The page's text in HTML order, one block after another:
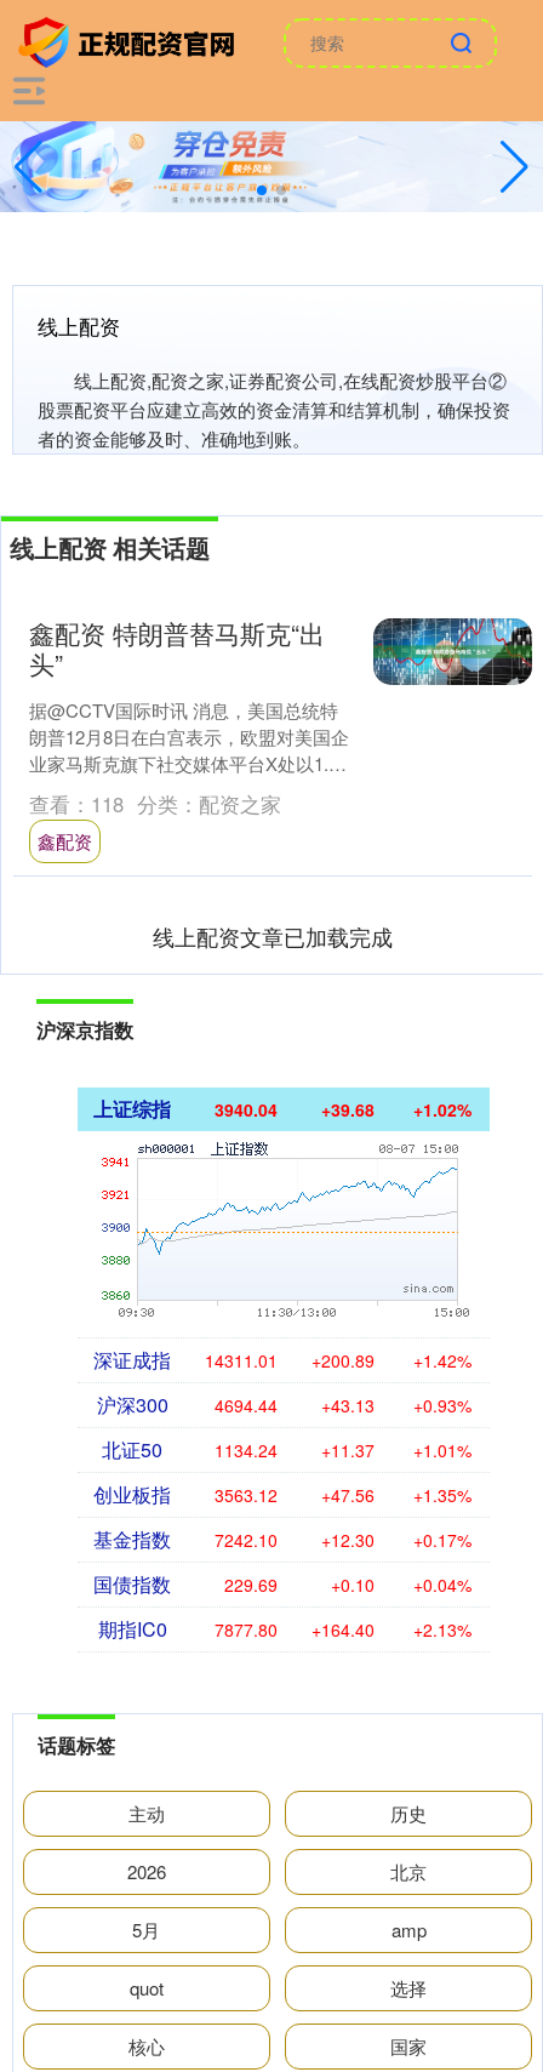
线上配资
线上配资,配资之家,证券配资公司,在线配资炒股平台②
股票配资平台应建立高效的资金清算和结算机制，确保投资
者的资金能够及时、准确地到账。
线上配资 相关话题
鑫配资 特朗普替马斯克“出
头”
据@CCTV国际时讯 消息，美国总统特
朗普12月8日在白宫表示，欧盟对美国企
业家马斯克旗下社交媒体平台X处以1.2
亿欧元（约合9.9亿元人民币）罚款一
事“糟糕且....
查看： 118 分类： 配资之家
鑫配资
线上配资文章已加载完成
沪深京指数
上证综指 3940.04 +39.68 +1.02%
深证成指 14311.01 +200.89 +1.42%
沪深300 4694.44 +43.13 +0.93%
北证50 1134.24 +11.37 +1.01%
创业板指 3563.12 +47.56 +1.35%
基金指数 7242.10 +12.30 +0.17%
国债指数 229.69 +0.10 +0.04%
期指IC0 7877.80 +164.40 +2.13%
话题标签
主动 历史
2026 北京
5月 amp
quot 选择
核心 国家